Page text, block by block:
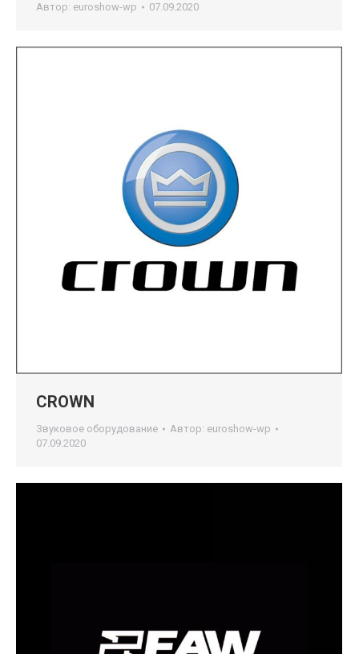
Автор: euroshow-wp 07.09.2020
CROWN
Звуковое оборудование Автор: euroshow-wp
07.09.2020